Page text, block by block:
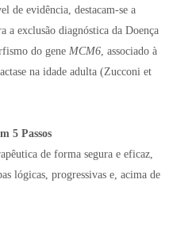
de evidência, destacam-se a
exclusão diagnóstica da Doença
do gene MCM6 , associado à
na idade adulta (Zucconi et
5 Passos
de forma segura e eficaz,
lógicas, progressivas e, acima de